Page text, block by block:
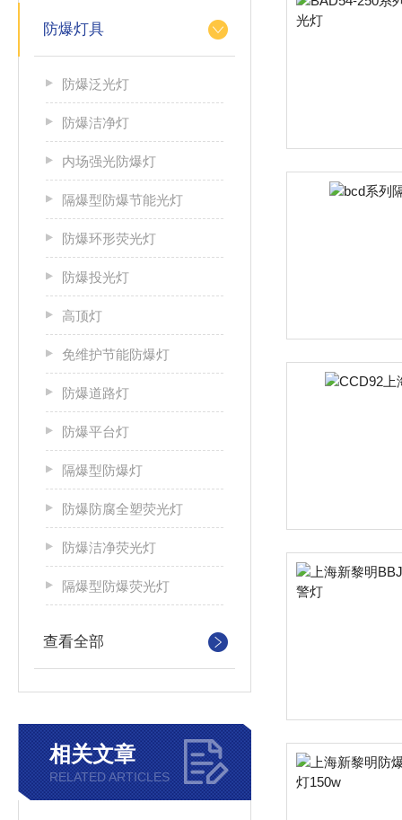
防爆灯具
防爆泛光灯
防爆洁净灯
内场强光防爆灯
隔爆型防爆节能光灯
防爆环形荧光灯
防爆投光灯
高顶灯
免维护节能防爆灯
防爆道路灯
防爆平台灯
隔爆型防爆灯
防爆防腐全塑荧光灯
防爆洁净荧光灯
隔爆型防爆荧光灯
查看全部
相关文章
RELATED ARTICLES